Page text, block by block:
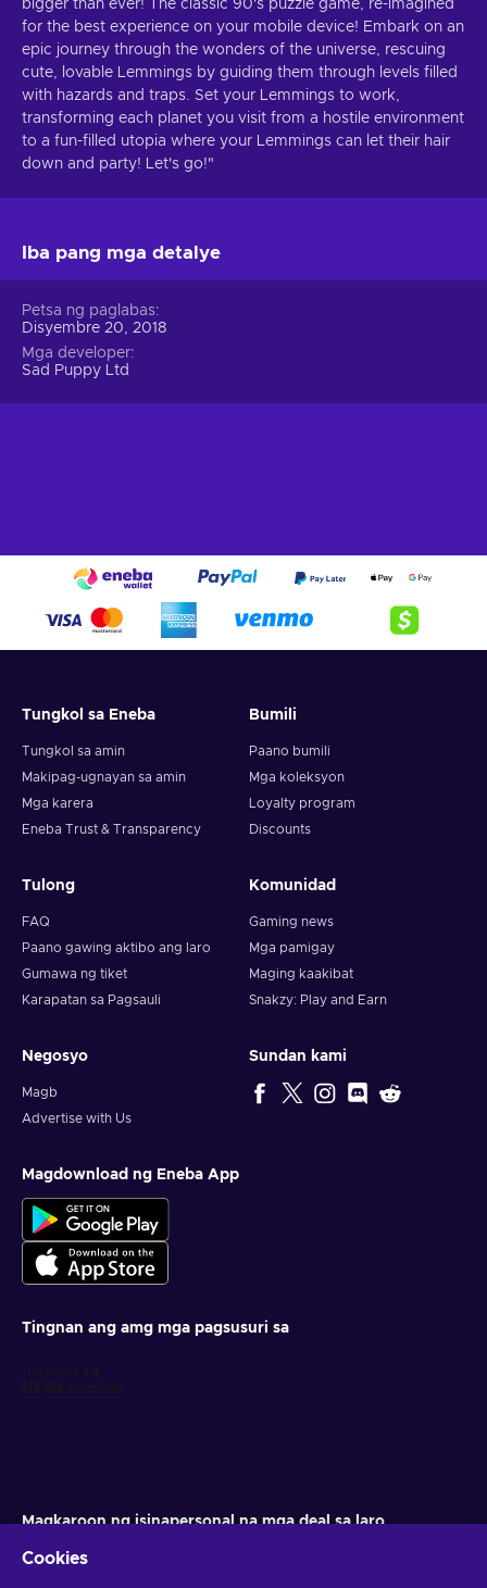
bigger than ever! The classic 90's puzzle game, re-imagined
for the best experience on your mobile device! Embark on an
epic journey through the wonders of the universe, rescuing
cute, lovable Lemmings by guiding them through levels filled
with hazards and traps. Set your Lemmings to work,
transforming each planet you visit from a hostile environment
to a fun-filled utopia where your Lemmings can let their hair
down and party! Let's go!"
Iba pang mga detalye
Petsa ng paglabas
Disyembre 20, 2018
Mga developer
Sad Puppy Ltd
Tungkol sa Eneba
Tungkol sa amin
Makipag-ugnayan sa amin
Mga karera
Eneba Trust & Transparency
Bumili
Paano bumili
Mga koleksyon
Loyalty program
Discounts
Tulong
FAQ
Paano gawing aktibo ang laro
Gumawa ng tiket
Karapatan sa Pagsauli
Komunidad
Gaming news
Mga pamigay
Maging kaakibat
Snakzy: Play and Earn
Negosyo
Magb
Advertise with Us
Sundan kami
Magdownload ng Eneba App
Tingnan ang amg mga pagsusuri sa
Magkaroon ng isinapersonal na mga deal sa laro
Cookies